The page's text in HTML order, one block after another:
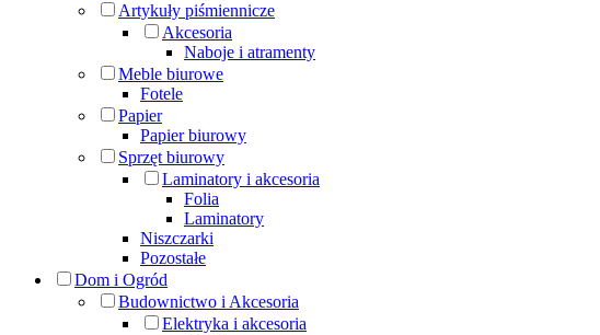
Artykuły piśmiennicze
Akcesoria
Naboje i atramenty
Meble biurowe
Fotele
Papier
Papier biurowy
Sprzęt biurowy
Laminatory i akcesoria
Folia
Laminatory
Niszczarki
Pozostałe
Dom i Ogród
Budownictwo i Akcesoria
Elektryka i akcesoria